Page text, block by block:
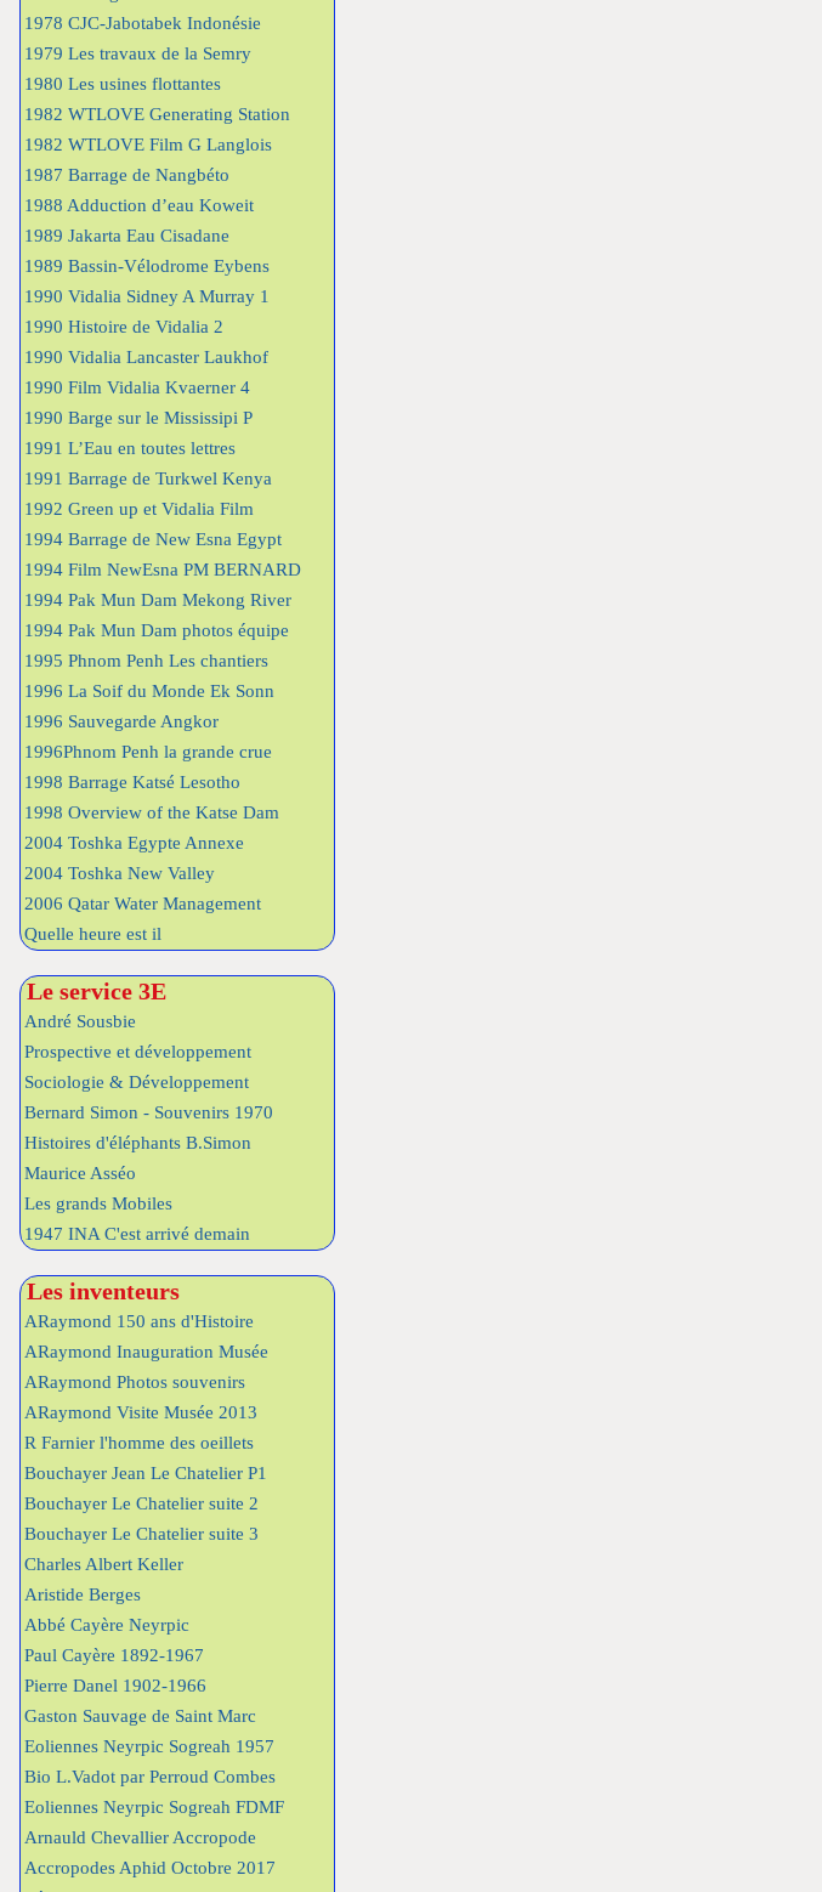
1978 CJC-Jabotabek Indonésie
1979 Les travaux de la Semry
1980 Les usines flottantes
1982 WTLOVE Generating Station
1982 WTLOVE Film G Langlois
1987 Barrage de Nangbéto
1988 Adduction d’eau Koweit
1989 Jakarta Eau Cisadane
1989 Bassin-Vélodrome Eybens
1990 Vidalia Sidney A Murray 1
1990 Histoire de Vidalia 2
1990 Vidalia Lancaster Laukhof
1990 Film Vidalia Kvaerner 4
1990 Barge sur le Mississipi P
1991 L’Eau en toutes lettres
1991 Barrage de Turkwel Kenya
1992 Green up et Vidalia Film
1994 Barrage de New Esna Egypt
1994 Film NewEsna PM BERNARD
1994 Pak Mun Dam Mekong River
1994 Pak Mun Dam photos équipe
1995 Phnom Penh Les chantiers
1996 La Soif du Monde Ek Sonn
1996 Sauvegarde Angkor
1996Phnom Penh la grande crue
1998 Barrage Katsé Lesotho
1998 Overview of the Katse Dam
2004 Toshka Egypte Annexe
2004 Toshka New Valley
2006 Qatar Water Management
Quelle heure est il
Le service 3E
André Sousbie
Prospective et développement
Sociologie & Développement
Bernard Simon - Souvenirs 1970
Histoires d'éléphants B.Simon
Maurice Asséo
Les grands Mobiles
1947 INA C'est arrivé demain
Les inventeurs
ARaymond 150 ans d'Histoire
ARaymond Inauguration Musée
ARaymond Photos souvenirs
ARaymond Visite Musée 2013
R Farnier l'homme des oeillets
Bouchayer Jean Le Chatelier P1
Bouchayer Le Chatelier suite 2
Bouchayer Le Chatelier suite 3
Charles Albert Keller
Aristide Berges
Abbé Cayère Neyrpic
Paul Cayère 1892-1967
Pierre Danel 1902-1966
Gaston Sauvage de Saint Marc
Eoliennes Neyrpic Sogreah 1957
Bio L.Vadot par Perroud Combes
Eoliennes Neyrpic Sogreah FDMF
Arnauld Chevallier Accropode
Accropodes Aphid Octobre 2017